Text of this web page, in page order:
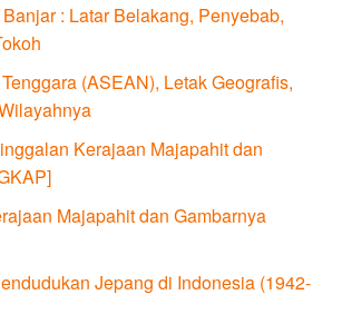
: Latar Belakang, Penyebab,
(ASEAN), Letak Geografis,
Kerajaan Majapahit dan
Majapahit dan Gambarnya
Jepang di Indonesia (1942-